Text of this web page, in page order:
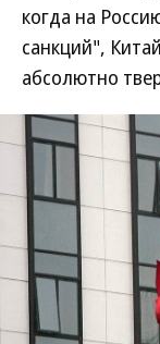
когда на
санкций",
абсолютно